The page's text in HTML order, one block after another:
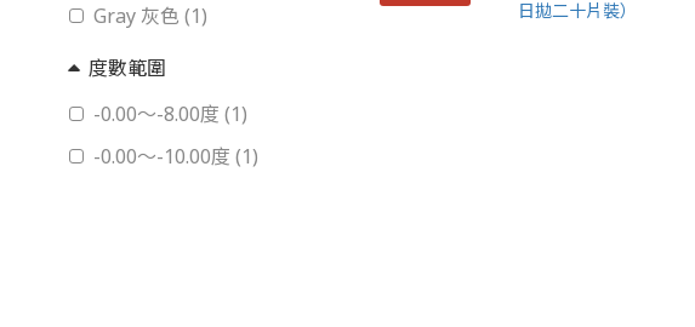
Gray 灰色 (1)
度數範圍
-0.00～-8.00度 (1)
-0.00～-10.00度 (1)